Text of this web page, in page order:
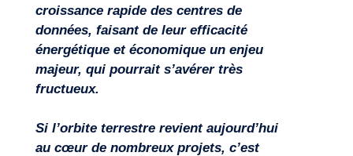
croissance rapide des centres de
données, faisant de leur efficacité
énergétique et économique un enjeu
majeur, qui pourrait s’avérer très
fructueux.
Si l’orbite terrestre revient aujourd’hui
au cœur de nombreux projets, c’est